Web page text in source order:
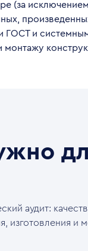
(за
ГОСТ и
монтажу
аудит:
изготовления и